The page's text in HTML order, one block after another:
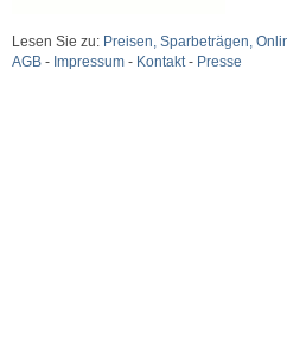
Lesen Sie zu: Preisen, Sparbeträgen,
AGB - Impressum - Kontakt- Presse